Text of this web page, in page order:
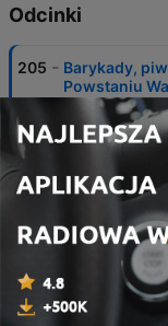
Odcinki
205 - Barykady,
Powstaniu
204
Kazachstan
sowieckiej
Panto
1943 – rok
wojny
22 lip 2026